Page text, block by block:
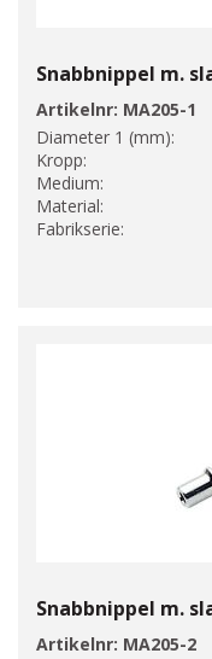
Snabbnippel m.
Artikelnr: MA205-1
Diameter 1 (mm):
Kropp:
Medium:
Material:
Fabrikserie:
Snabbnippel m.
Artikelnr: MA205-2